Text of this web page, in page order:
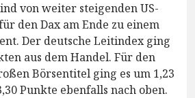
von weiter steigenden US-
den Dax am Ende zu einem
Der deutsche Leitindex ging
aus dem Handel. Für den
Börsentitel ging es um 1,23
Punkte ebenfalls nach oben.